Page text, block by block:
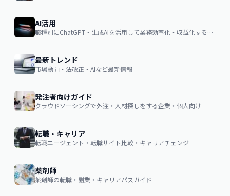
AI活用
職種別にChatGPT・生成AIを活用して業務効率化・収益化するノウハウ
最新トレンド
市場動向・法改正・AIなど最新情報
発注者向けガイド
クラウドソーシングで外注・人材探しをする企業・個人向け
転職・キャリア
転職エージェント・転職サイト比較・キャリアチェンジ
薬剤師
薬剤師の転職・副業・キャリアパスガイド